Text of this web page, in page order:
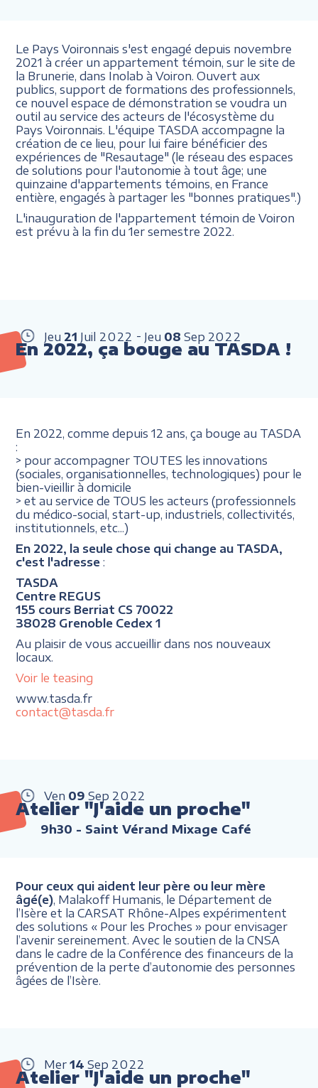
Le Pays Voironnais s'est engagé depuis novembre
2021 à créer un appartement témoin, sur le site de
la Brunerie, dans Inolab à Voiron. Ouvert aux
publics, support de formations des professionnels,
ce nouvel espace de démonstration se voudra un
outil au service des acteurs de l'écosystème du
Pays Voironnais. L'équipe TASDA accompagne la
création de ce lieu, pour lui faire bénéficier des
expériences de "Resautage" (le réseau des espaces
de solutions pour l'autonomie à tout âge; une
quinzaine d'appartements témoins, en France
entière, engagés à partager les "bonnes pratiques".)
L'inauguration de l'appartement témoin de Voiron
est prévu à la fin du 1er semestre 2022.
Jeu 21 Juil 2022 Jeu 08 Sep 2022
En 2022, ça bouge au TASDA !
En 2022, comme depuis 12 ans, ça bouge au TASDA
:
> pour accompagner TOUTES les innovations
(sociales, organisationnelles, technologiques) pour le
bien-vieillir à domicile
> et au service de TOUS les acteurs (professionnels
du médico-social, start-up, industriels, collectivités,
institutionnels, etc...)
En 2022, la seule chose qui change au TASDA,
c'est l'adresse:
TASDA
Centre REGUS
155 cours Berriat CS 70022
38028 Grenoble Cedex 1
Au plaisir de vous accueillir dans nos nouveaux
locaux.
Voir le teasing
www.tasda.fr
contact@tasda.fr
Ven 09 Sep 2022
Atelier "J'aide un proche"
9h30 - Saint Vérand Mixage Café
Pour ceux qui aident leur père ou leur mère
âgé(e) , Malakoff Humanis, le Département de
l’Isère et la CARSAT Rhône-Alpes expérimentent
des solutions « Pour les Proches » pour envisager
l’avenir sereinement. Avec le soutien de la CNSA
dans le cadre de la Conférence des financeurs de la
prévention de la perte d’autonomie des personnes
âgées de l’Isère.
Mer 14 Sep 2022
Atelier "J'aide un proche"